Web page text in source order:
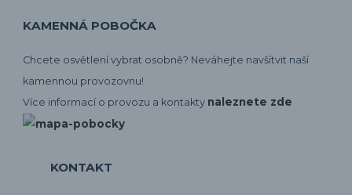
KAMENNÁ POBOČKA
Chcete osvětlení vybrat osobně? Neváhejte navšítvit naší
kamennou provozovnu!
Více informací o provozu a kontakty naleznete zde
KONTAKT